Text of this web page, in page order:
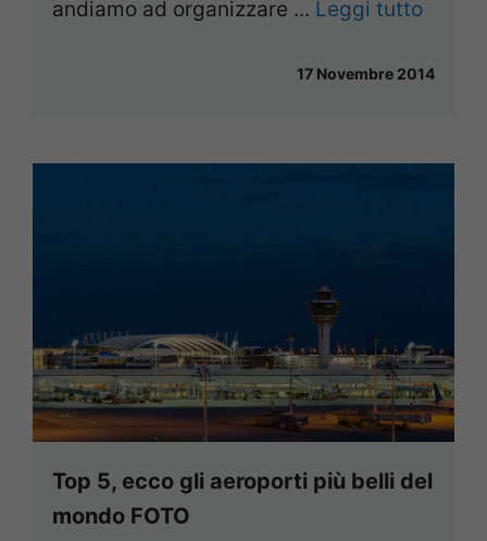
andiamo ad organizzare ... Leggi tutto
17 Novembre 2014
Top 5, ecco gli aeroporti più belli del
mondo FOTO